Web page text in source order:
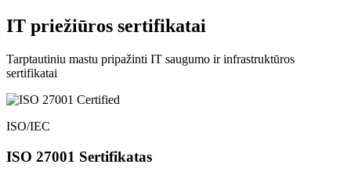
IT priežiūros sertifikatai
Tarptautiniu mastu pripažinti IT saugumo ir infrastruktūros
sertifikatai
ISO/IEC
ISO 27001 Sertifikatas